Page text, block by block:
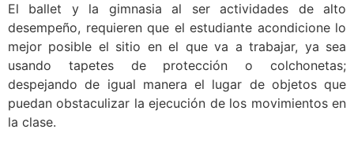
El ballet y la gimnasia al ser actividades de alto
desempeño, requieren que el estudiante acondicione lo
mejor posible el sitio en el que va a trabajar, ya sea
usando tapetes de protección o colchonetas;
despejando de igual manera el lugar de objetos que
puedan obstaculizar la ejecución de los movimientos en
la clase.